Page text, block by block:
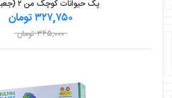
پک حیوانات کوچک من ۲ (جعبه ای)
۳۲۷,۷۵۰ تومان
۳۴۵,۰۰۰ تومان